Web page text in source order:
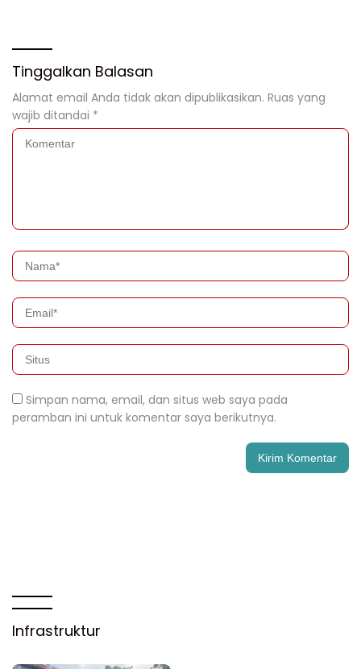
Tinggalkan Balasan
Alamat email Anda tidak akan dipublikasikan. Ruas yang
wajib ditandai *
Simpan nama, email, dan situs web saya pada
peramban ini untuk komentar saya berikutnya.
Infrastruktur